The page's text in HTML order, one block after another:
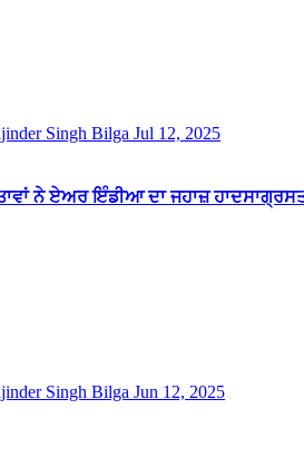
Singh Bilga Jul 12, 2025
ਨੇ ਏਅਰ ਇੰਡੀਆ ਦਾ ਜਹਾਜ਼ ਹਾਦਸਾਗ੍ਰਸਤ
Singh Bilga Jun 12, 2025